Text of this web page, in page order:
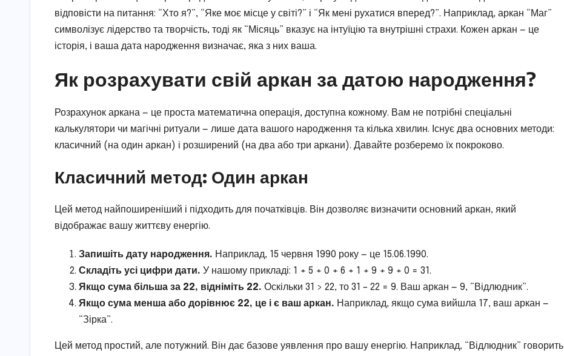
відповісти на питання: “Хто я?”, “Яке моє місце у світі?” і “Як мені рухатися вперед?”. Наприклад, аркан “Маг”
символізує лідерство та творчість, тоді як “Місяць” вказує на інтуїцію та внутрішні страхи. Кожен аркан — це
історія, і ваша дата народження визначає, яка з них ваша.
Як розрахувати свій аркан за датою народження?
Розрахунок аркана — це проста математична операція, доступна кожному. Вам не потрібні спеціальні
калькулятори чи магічні ритуали — лише дата вашого народження та кілька хвилин. Існує два основних методи:
класичний (на один аркан) і розширений (на два або три аркани). Давайте розберемо їх покроково.
Класичний метод: Один аркан
Цей метод найпоширеніший і підходить для початківців. Він дозволяє визначити основний аркан, який
відображає вашу життєву енергію.
Запишіть дату народження. Наприклад, 15 червня 1990 року — це 15.06.1990.
Складіть усі цифри дати. У нашому прикладі: 1 + 5 + 0 + 6 + 1 + 9 + 9 + 0 = 31.
Якщо сума більша за 22, відніміть 22. Оскільки 31 > 22, то 31 – 22 = 9. Ваш аркан — 9, “Відлюдник”.
Якщо сума менша або дорівнює 22, це і є ваш аркан. Наприклад, якщо сума вийшла 17, ваш аркан —
“Зірка”.
Цей метод простий, але потужний. Він дає базове уявлення про вашу енергію. Наприклад, “Відлюдник” говорить